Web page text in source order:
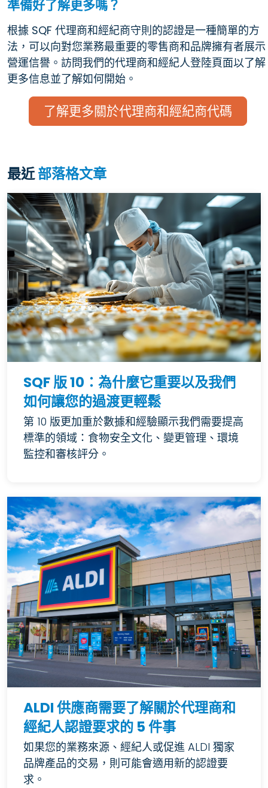
準備好了解更多嗎？
根據 SQF 代理商和經紀商守則的認證是一種簡單的方
法，可以向對您業務最重要的零售商和品牌擁有者展示
營運信譽。訪問我們的代理商和經紀人登陸頁面以了解
更多信息並了解如何開始。
了解更多關於代理商和經紀商代碼
最近部落格文章
SQF 版 10：為什麼它重要以及我們
如何讓您的過渡更輕鬆
第 10 版更加重於數據和經驗顯示我們需要提高
標準的領域：食物安全文化、變更管理、環境
監控和審核評分。
ALDI 供應商需要了解關於代理商和
經紀人認證要求的 5 件事
如果您的業務來源、經紀人或促進 ALDI 獨家
品牌產品的交易，則可能會適用新的認證要
求。